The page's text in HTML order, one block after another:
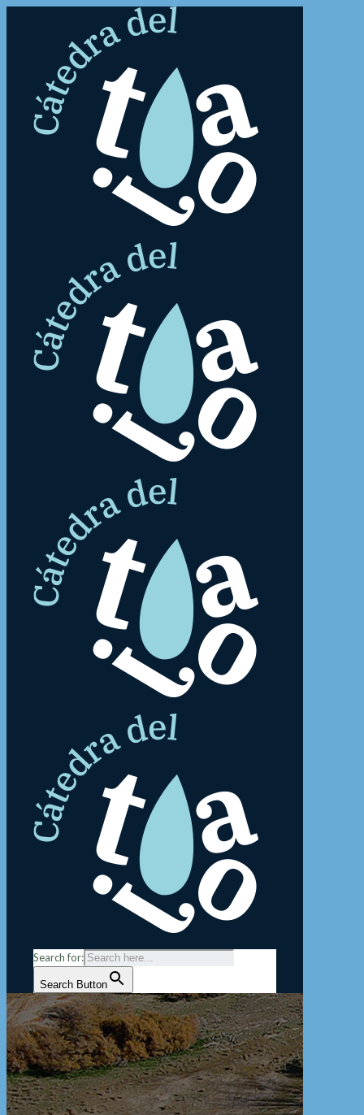
Search for:
Search Button